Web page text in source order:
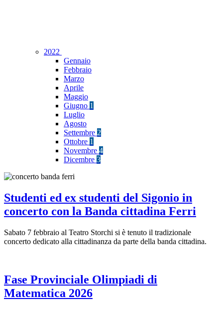
2022
Gennaio
Febbraio
Marzo
Aprile
Maggio
Giugno 1
Luglio
Agosto
Settembre 2
Ottobre 1
Novembre 4
Dicembre 3
Studenti ed ex studenti del Sigonio in
concerto con la Banda cittadina Ferri
Sabato 7 febbraio al Teatro Storchi si è tenuto il tradizionale
concerto dedicato alla cittadinanza da parte della banda cittadina.
Fase Provinciale Olimpiadi di
Matematica 2026